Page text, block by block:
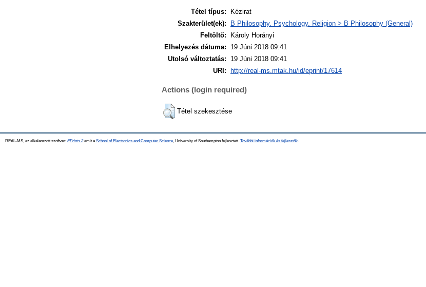
Tétel típus:
Kézirat
Szakterület(ek):
B Philosophy. Psychology. Religion > B Philosophy (General)
Feltöltő:
Károly Horányi
Elhelyezés dátuma:
19 Júni 2018 09:41
Utolsó változtatás:
19 Júni 2018 09:41
URI:
http://real-ms.mtak.hu/id/eprint/17614
Actions (login required)
Tétel szekesztése
REAL-MS, az alkalamzott szoftver: EPrints 3amit a School of Electronics and Computer Science , University of Southampton fejlesztett. További információk és fejlesztők